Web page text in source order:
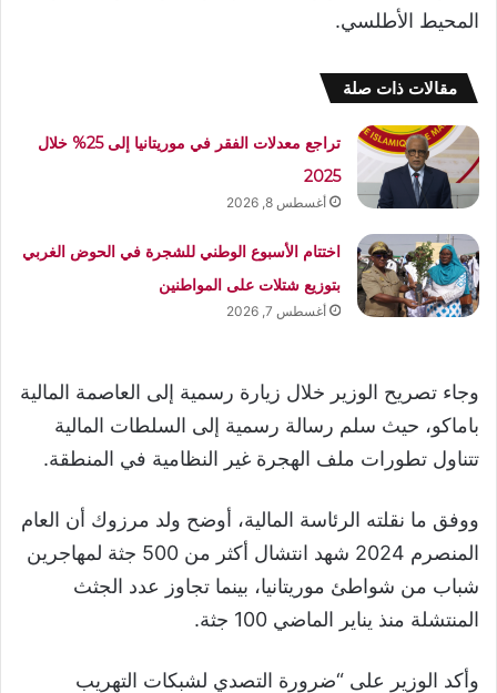
المحيط الأطلسي.
مقالات ذات صلة
تراجع معدلات الفقر في موريتانيا إلى 25% خلال
2025
أغسطس 8, 2026
اختتام الأسبوع الوطني للشجرة في الحوض الغربي
بتوزيع شتلات على المواطنين
أغسطس 7, 2026
وجاء تصريح الوزير خلال زيارة رسمية إلى العاصمة المالية
باماكو، حيث سلم رسالة رسمية إلى السلطات المالية
تتناول تطورات ملف الهجرة غير النظامية في المنطقة.
ووفق ما نقلته الرئاسة المالية، أوضح ولد مرزوك أن العام
المنصرم 2024 شهد انتشال أكثر من 500 جثة لمهاجرين
شباب من شواطئ موريتانيا، بينما تجاوز عدد الجثث
المنتشلة منذ يناير الماضي 100 جثة.
وأكد الوزير على “ضرورة التصدي لشبكات التهريب